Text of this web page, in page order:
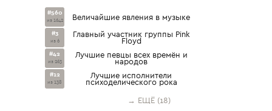
#560
из 1642 Величайшие явления в музыке
#3
из 6
Главный участник группы Pink
Floyd
#42
из 263
Лучшие певцы всех времён и
народов
#12
из 138
Лучшие исполнители
психоделического рока
→ ЕЩЁ (18)